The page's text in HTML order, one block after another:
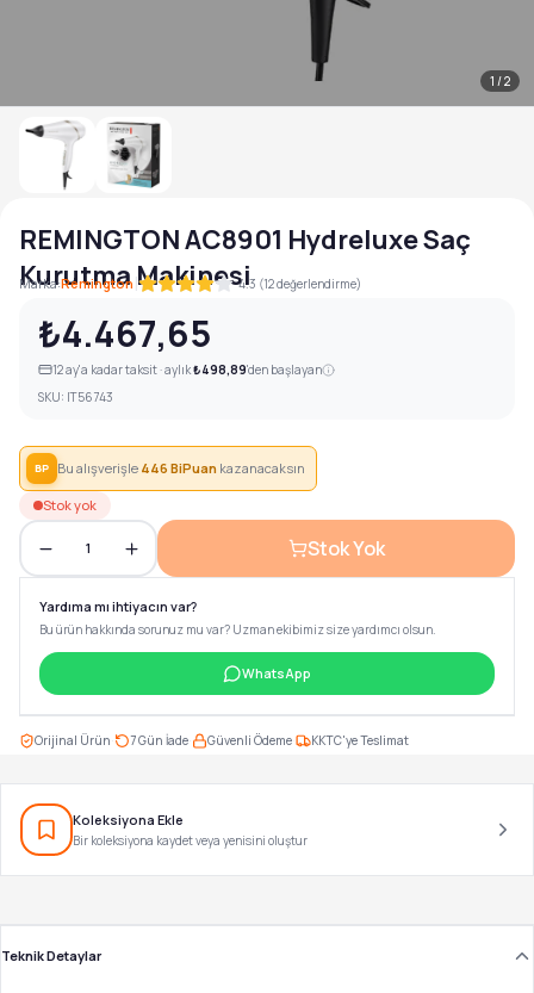
1 /2
REMINGTON AC8901 Hydreluxe Saç
Kurutma Makinesi
Marka:Remington | 4.3 (12 değerlendirme)
₺4.467,65
12ay'a kadar taksit · aylık₺498,89'den başlayan
SKU: IT56743
BP Bu alışverişle 446 BiPuan kazanacaksın
Stok yok
1 Stok Yok
Yardıma mı ihtiyacın var?
Bu ürün hakkında sorunuz mu var? Uzman ekibimiz size yardımcı olsun.
WhatsApp
Orijinal Ürün 7 Gün İade Güvenli Ödeme KKTC'ye Teslimat
Koleksiyona Ekle
Bir koleksiyona kaydet veya yenisini oluştur
Teknik Detaylar